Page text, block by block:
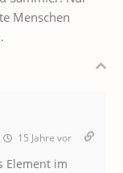
Menschen
15 Jahre vor
Element im